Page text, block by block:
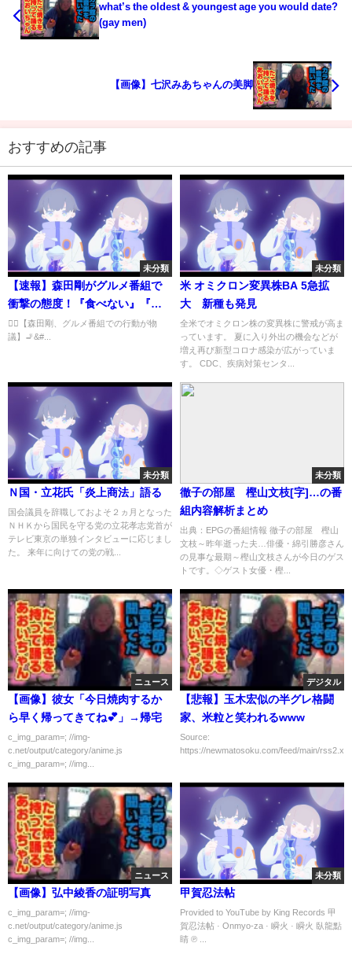
what’s the oldest & youngest age you would date?
(gay men)
【画像】七沢みあちゃんの美脚
おすすめの記事
未分類
【速報】森田剛がグルメ番組で
衝撃の態度！『食べない』『タ
バコ吸ってくる』発言が物議！
🕵️‍♂️【森田剛、グルメ番組での行動が物
議】🚬&#...
未分類
米 オミクロン変異株BA 5急拡
大 新種も発見
全米でオミクロン株の変異株に警戒が高ま
っています。 夏に入り外出の機会などが
増え再び新型コロナ感染が広がっていま
す。 CDC、疾病対策センタ...
未分類
Ｎ国・立花氏「炎上商法」語る
国会議員を辞職しておよそ２ヵ月となった
ＮＨＫから国民を守る党の立花孝志党首が
テレビ東京の単独インタビューに応じまし
た。 来年に向けての党の戦...
未分類
徹子の部屋 樫山文枝[字]…の番
組内容解析まとめ
出典：EPGの番組情報 徹子の部屋 樫山
文枝～昨年逝った夫…俳優・綿引勝彦さん
の見事な最期～樫山文枝さんが今日のゲス
トです。◇ゲスト女優・樫...
ニュース
【画像】彼女「今日焼肉するか
ら早く帰ってきてね💕」→帰宅
c_img_param=; //img-
c.net/output/category/anime.js
c_img_param=; //img...
デジタル
【悲報】玉木宏似の半グレ格闘
家、米粒と笑われるwww
Source:
https://newmatosoku.com/feed/main/
ニュース
【画像】弘中綾香の証明写真
c_img_param=; //img-
c.net/output/category/anime.js
c_img_param=; //img...
未分類
甲賀忍法帖
Provided to YouTube by King Records 甲
賀忍法帖 · Onmyo-za · 瞬火 · 瞬火 臥龍點
睛 ℗ ...